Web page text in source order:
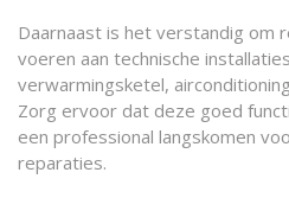
Daarnaast is het verstandig om
voeren aan technische
verwarmingsketel,
Zorg ervoor dat deze goed
een professional langskomen
reparaties.